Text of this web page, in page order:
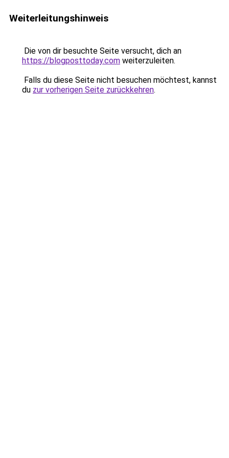
Weiterleitungshinweis
Die von dir besuchte Seite versucht, dich an
https://blogposttoday.com weiterzuleiten.
Falls du diese Seite nicht besuchen möchtest, kannst
du zur vorherigen Seite zurückkehren.